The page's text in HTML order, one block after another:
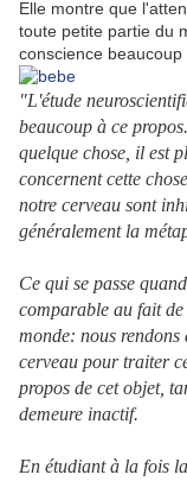
Elle montre que
toute petite partie du
conscience beaucoup
"L'étude
beaucoup à ce
quelque chose, il est
concernent cette
notre cerveau sont
généralement la
Ce qui se passe
comparable au fait
monde: nous
cerveau pour traiter
propos de cet objet,
demeure inactif.
En étudiant à la fois